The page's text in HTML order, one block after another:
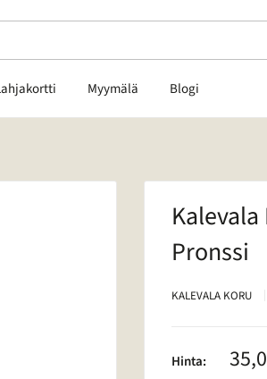
Myymälä Blogi
Pronssi
KALEVALA KORU
Hinta: